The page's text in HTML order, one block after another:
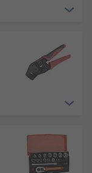
バとプラ
に役立つ
最高水準の
を確実に
るには、
ます。
じです